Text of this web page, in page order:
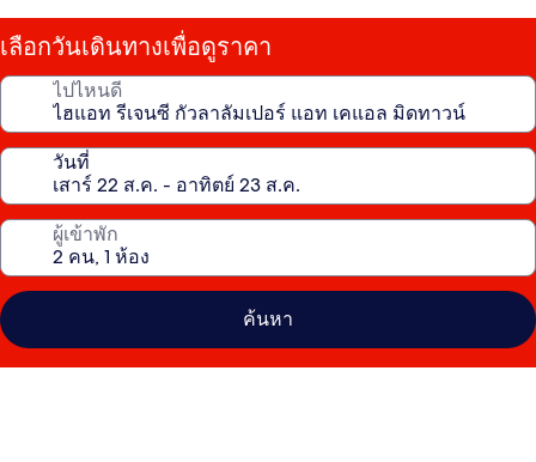
เลือกวันเดินทางเพื่อดูราคา
ไปไหนดี
วันที่
ผู้เข้าพัก
ค้นหา